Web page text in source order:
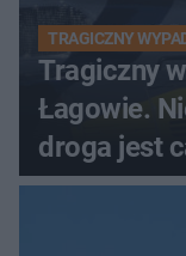
TRAGICZNY
Tragiczny
Łagowie.
droga jest